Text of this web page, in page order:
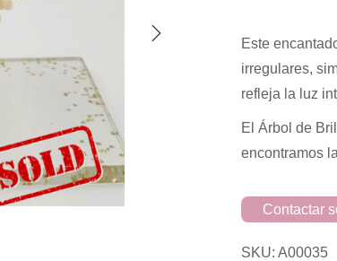
Este
irregulares,
refleja la luz
El Árbol de
encontramos
Contactar
SKU: A00035